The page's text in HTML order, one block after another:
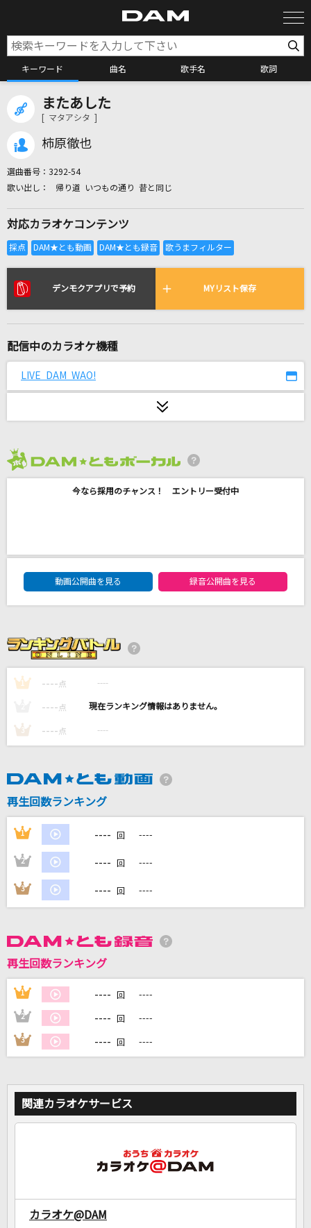
キーワード 曲名 歌手名 歌詞
全国りれき
リアルタイムで歌われている曲の一覧
[生音]SEASONS
[生音]明日はきっといい日になる
[生音]夢花火
瀬川瑛子
虹の素
一生に一度愛してるよ
藤井 風
カラオケ最新情報をチェック！
またあした
[ マタアシタ ]
柿原徹也
選曲番号： 3292-54
帰り道 いつもの通り 昔と同じ
対応カラオケコンテンツ
デンモクアプリで予約 MYリスト保存
配信中のカラオケ機種
LIVE DAM WAO!
今なら採用のチャンス！ エントリー受付中
DAM★ともボーカルエントリーランキング
動画公開曲を見る
録音公開曲を見る
1 ---- 点 ----
---- 点 ----
3 ---- 点 ----
再生回数ランキング
1 ---- 回 ----
2 ---- 回 ----
3 ---- 回 ----
再生回数ランキング
1 ---- 回 ----
2 ---- 回 ----
3 ---- 回 ----
関連カラオケサービス
カラオケ@DAM